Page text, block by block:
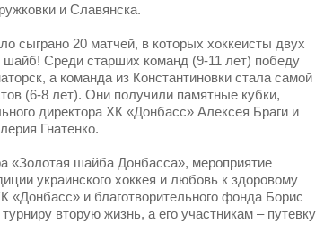
и Славянска.
сыграно 20 матчей, в которых хоккеисты двух
шайб! Среди старших команд (9-11 лет) победу
а команда из Константиновки стала самой
(6-8 лет). Они получили памятные кубки,
директора ХК «Донбасс» Алексея Браги и
Гнатенко.
«Золотая шайба Донбасса», мероприятие
украинского хоккея и любовь к здоровому
«Донбасс» и благотворительного фонда Борис
вторую жизнь, а его участникам – путевку